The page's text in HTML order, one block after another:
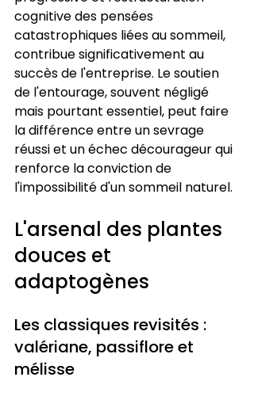
cognitive des pensées
catastrophiques liées au sommeil,
contribue significativement au
succès de l'entreprise. Le soutien
de l'entourage, souvent négligé
mais pourtant essentiel, peut faire
la différence entre un sevrage
réussi et un échec décourageur qui
renforce la conviction de
l'impossibilité d'un sommeil naturel.
L'arsenal des plantes
douces et
adaptogènes
Les classiques revisités :
valériane, passiflore et
mélisse